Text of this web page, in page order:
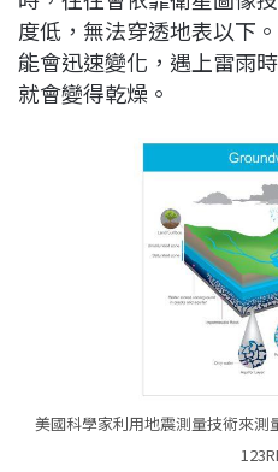
度低，無法穿透地表以下
能會迅速變化，遇上雷雨
就會變得乾燥。
美國科學家利用地震測量技術來